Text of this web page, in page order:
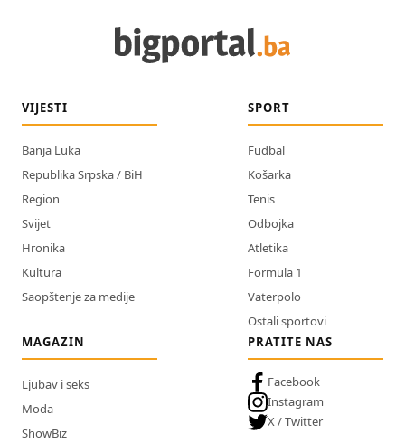
VIJESTI
Banja Luka
Republika Srpska / BiH
Region
Svijet
Hronika
Kultura
Saopštenje za medije
SPORT
Fudbal
Košarka
Tenis
Odbojka
Atletika
Formula 1
Vaterpolo
Ostali sportovi
MAGAZIN
Ljubav i seks
Moda
ShowBiz
PRATITE NAS
Facebook
Instagram
X / Twitter